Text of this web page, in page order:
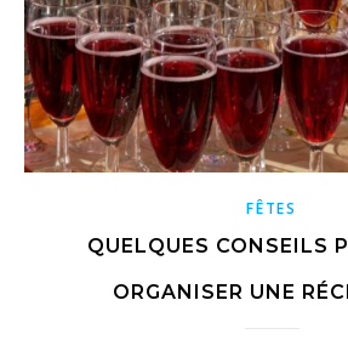
FÊTES
QUELQUES CONSEILS
ORGANISER UNE